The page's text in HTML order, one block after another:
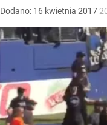
Dodano: 16 kwietnia 2017